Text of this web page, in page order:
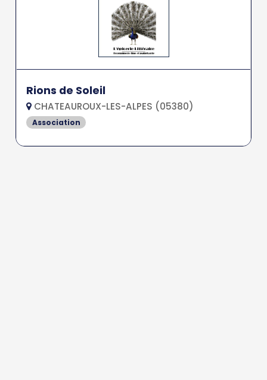
Rions de Soleil
CHATEAUROUX-LES-ALPES (05380)
Association